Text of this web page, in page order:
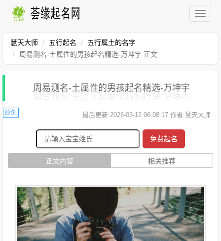
慧天大师 五行起名
五行属土的名字
周易测名-土属性的男孩起名精选-万坤宇 正文
周易测名-土属性的男孩起名精选-万坤宇
原创 最后更新:2026-03-12 06:08:17 作者:慧天大师
免费起名
正文内容 相关推荐